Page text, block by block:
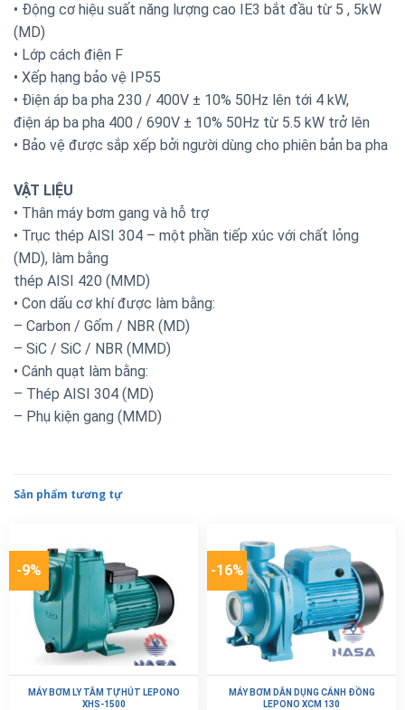
• Động cơ hiệu suất năng lượng cao IE3 bắt đầu từ 5 , 5kW
(MD)
• Lớp cách điện F
• Xếp hạng bảo vệ IP55
• Điện áp ba pha 230 / 400V ± 10% 50Hz lên tới 4 kW,
điện áp ba pha 400 / 690V ± 10% 50Hz từ 5.5 kW trở lên
• Bảo vệ được sắp xếp bởi người dùng cho phiên bản ba pha
VẬT LIỆU
• Thân máy bơm gang và hỗ trợ
• Trục thép AISI 304 – một phần tiếp xúc với chất lỏng
(MD), làm bằng
thép AISI 420 (MMD)
• Con dấu cơ khí được làm bằng:
– Carbon / Gốm / NBR (MD)
– SiC / SiC / NBR (MMD)
• Cánh quạt làm bằng:
– Thép AISI 304 (MD)
– Phụ kiện gang (MMD)
Sản phẩm tương tự
-9%
MÁY BƠM LY TÂM TỰ HÚT LEPONO
XHS-1500
-16%
MÁY BƠM DÂN DỤNG CÁNH ĐỒNG
LEPONO XCM 130